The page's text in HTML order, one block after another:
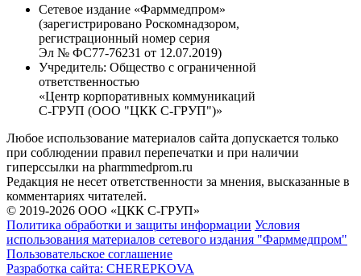
Сетевое издание «Фарммедпром»
(зарегистрировано Роскомнадзором,
регистрационный номер серия
Эл № ФС77-76231 от 12.07.2019)
Учредитель: Общество с ограниченной
ответственностью
«Центр корпоративных коммуникаций
С-ГРУП (ООО "ЦКК С-ГРУП")»
Любое использование материалов сайта допускается только
при соблюдении правил перепечатки и при наличии
гиперссылки на pharmmedprom.ru
Редакция не несет ответственности за мнения, высказанные в
комментариях читателей.
© 2019-2026 ООО «ЦКК С-ГРУП»
Политика обработки и защиты информации Условия
использования материалов сетевого издания "Фарммедпром"
Пользовательское соглашение
Разработка сайта: CHEREPKOVA